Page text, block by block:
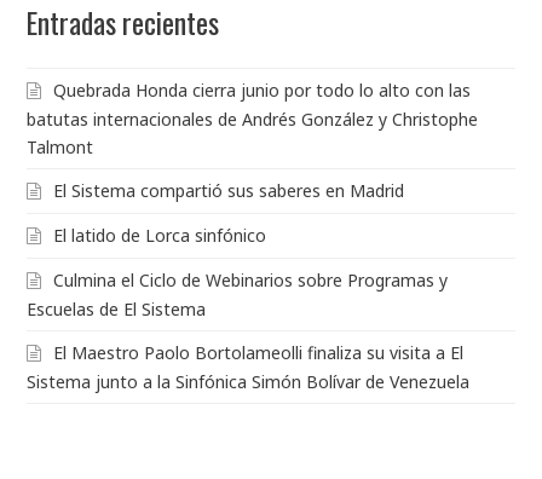
Entradas recientes
Quebrada Honda cierra junio por todo lo alto con las
batutas internacionales de Andrés González y Christophe
Talmont
El Sistema compartió sus saberes en Madrid
El latido de Lorca sinfónico
Culmina el Ciclo de Webinarios sobre Programas y
Escuelas de El Sistema
El Maestro Paolo Bortolameolli finaliza su visita a El
Sistema junto a la Sinfónica Simón Bolívar de Venezuela